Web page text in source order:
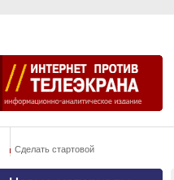
Сделать стартовой